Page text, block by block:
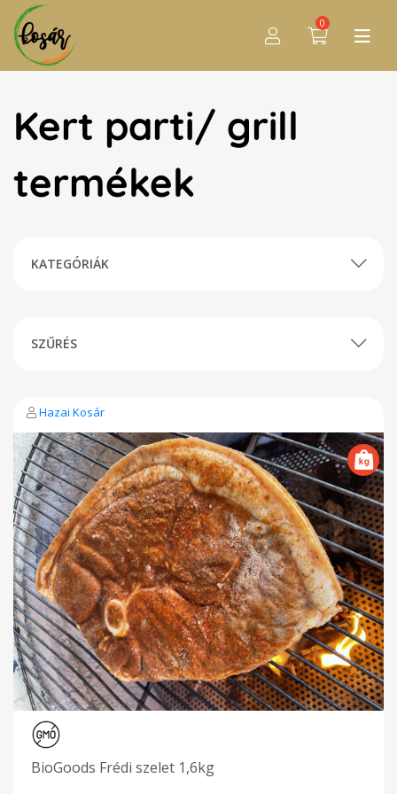
0
Kert parti/ grill
termékek
KATEGÓRIÁK
SZŰRÉS
Hazai Kosár
BioGoods Frédi szelet 1,6kg